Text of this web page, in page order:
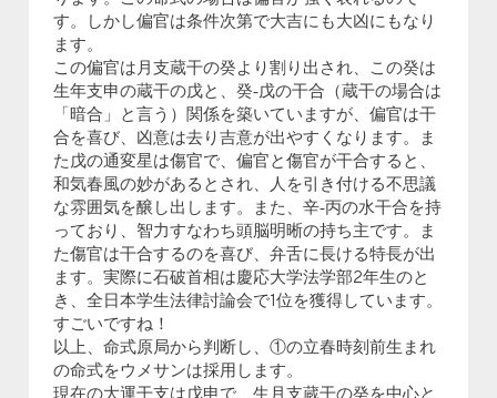
す。しかし偏官は条件次第で大吉にも大凶にもなり
ます。
この偏官は月支蔵干の癸より割り出され、この癸は
生年支申の蔵干の戊と、癸‐戊の干合（蔵干の場合は
「暗合」と言う）関係を築いていますが、偏官は干
合を喜び、凶意は去り吉意が出やすくなります。ま
た戊の通変星は傷官で、偏官と傷官が干合すると、
和気春風の妙があるとされ、人を引き付ける不思議
な雰囲気を醸し出します。また、辛‐丙の水干合を持
っており、智力すなわち頭脳明晰の持ち主です。ま
た傷官は干合するのを喜び、弁舌に長ける特長が出
ます。実際に石破首相は慶応大学法学部2年生のと
き、全日本学生法律討論会で1位を獲得しています。
すごいですね！
以上、命式原局から判断し、①の立春時刻前生まれ
の命式をウメサンは採用します。